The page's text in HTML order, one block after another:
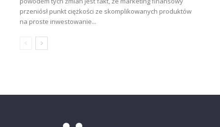
przeniósł punkt ciężkości ze skomplikowanych produktów
na proste inwestowanie...